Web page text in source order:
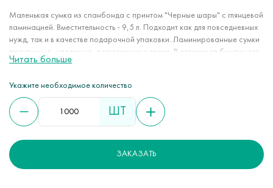
Маленькая сумка из спанбонда с принтом "Черные шары" с глянцевой
ламинацией. Вместительность - 9,5 л. Подходит как для повседневных
нужд, так и в качестве подарочной упаковки. Ламинированные сумки
практичные, надежные, долговечные и яркие. В отличие от бумажного
или полиэтиленового пакета они прослужат в разы дольше. Метод
Глянцевое или матовое ламинирование придает спанбонду
влагостойкие свойства и повышает его характеристики.
Читать больше
Укажите необходимое количество
ШТ
ЗАКАЗАТЬ